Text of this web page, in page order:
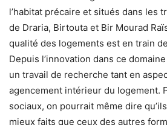
l’habitat précaire et situés dans les
de Draria, Birtouta et Bir Mourad
qualité des logements est en train
Depuis l’innovation dans ce
un travail de recherche tant en
agencement intérieur du logement.
sociaux, on pourrait même dire
mieux faits que ceux des autres